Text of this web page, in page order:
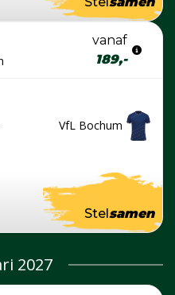
vanaf
189,-
VfL Bochum
Stelsamen
2027